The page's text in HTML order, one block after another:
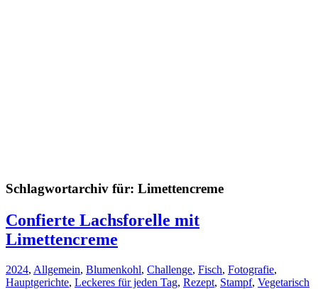
Schlagwortarchiv für: Limettencreme
Confierte Lachsforelle mit
Limettencreme
2024, Allgemein, Blumenkohl, Challenge, Fisch, Fotografie,
Hauptgerichte, Leckeres für jeden Tag, Rezept, Stampf, Vegetarisch